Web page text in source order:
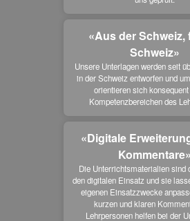
«Aus der Schweiz,
Schweiz»
Unsere Unterlagen werden seit
in der Schweiz entworfen und
orientieren sich
Kompetenzbereichen des
«Digitale
Kommentare»
Die Unterrichtsmaterialien sind
den digitalen Einsatz und sie
eigenen Einsatzzwecke
kurzen und klaren
Lehrpersonen helfen bei der